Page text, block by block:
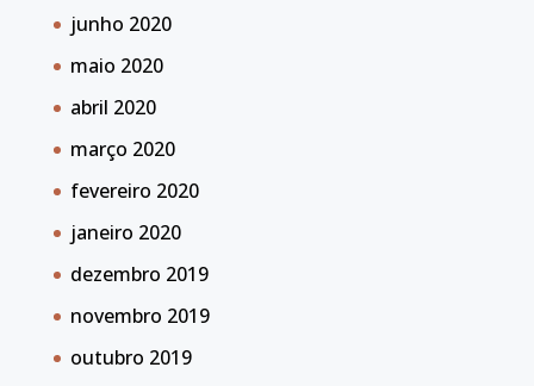
junho 2020
maio 2020
abril 2020
março 2020
fevereiro 2020
janeiro 2020
dezembro 2019
novembro 2019
outubro 2019